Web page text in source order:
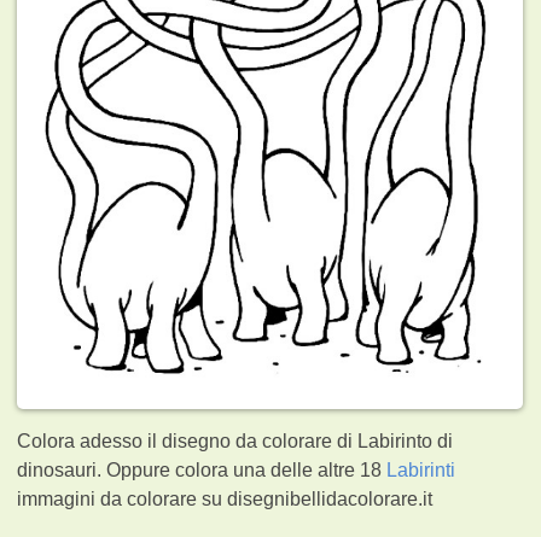
Colora adesso il disegno da colorare di Labirinto di
dinosauri. Oppure colora una delle altre 18 Labirinti
immagini da colorare su disegnibellidacolorare.it